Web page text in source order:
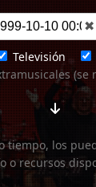
✖
Televisión
(se
los
o recursos